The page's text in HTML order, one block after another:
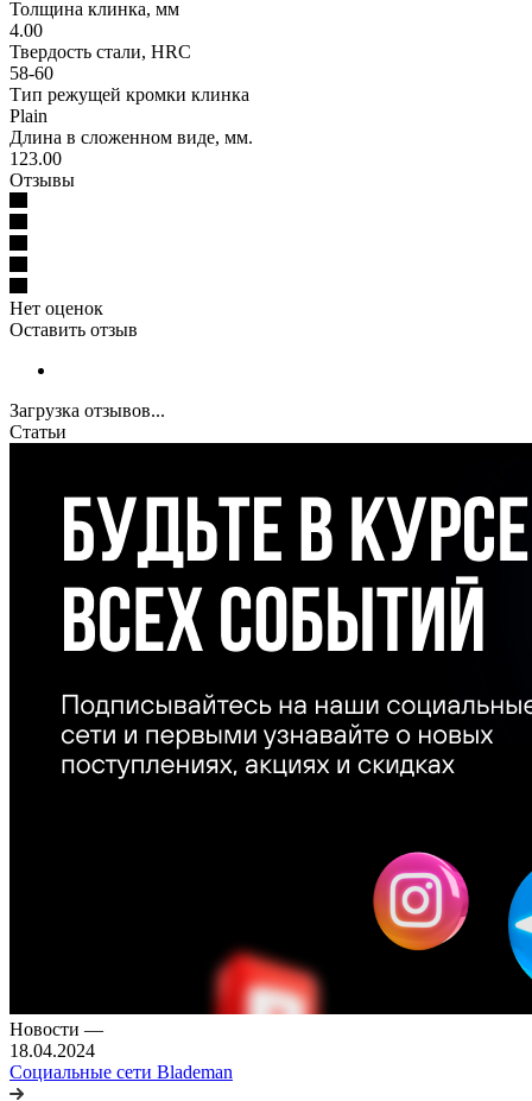
Толщина клинка, мм
4.00
Твердость стали, HRC
58-60
Тип режущей кромки клинка
Plain
Длина в сложенном виде, мм.
123.00
Отзывы
Нет оценок
Оставить отзыв
Загрузка отзывов...
Статьи
Новости —
18.04.2024
Социальные сети Blademan